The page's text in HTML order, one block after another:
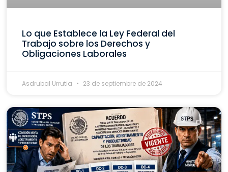
Lo que Establece la Ley Federal del
Trabajo sobre los Derechos y
Obligaciones Laborales
Asdrubal Urrutia 23 de septiembre de 2024